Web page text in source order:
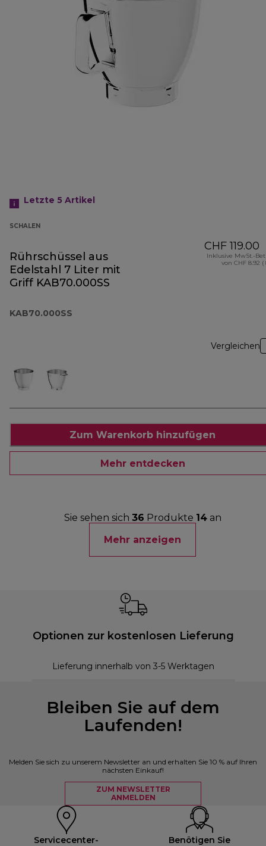
Letzte 5 Artikel
SCHALEN
Rührschüssel aus
Edelstahl 7 Liter mit
Griff KAB70.000SS
KAB70.000SS
CHF 119.00
Inklusive MwSt.-
von CHF 8.92 (
Vergleichen
Zum Warenkorb hinzufügen
Mehr entdecken
Sie sehen sich 36 Produkte 14an
Mehr anzeigen
Optionen zur kostenlosen Lieferung
Lieferung innerhalb von 3-5 Werktagen
Bleiben Sie auf dem
Laufenden!
Melden Sie sich zu unserem Newsletter an und erhalten Sie 10 % auf Ihren
nächsten Einkauf!
ZUM NEWSLETTER
ANMELDEN
Servicecenter- Benötigen Sie